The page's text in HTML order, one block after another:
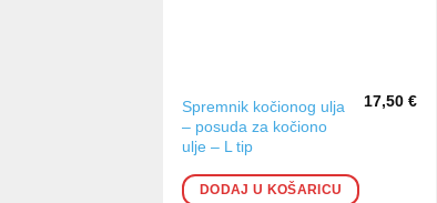
Spremnik kočionog ulja
– posuda za kočiono
ulje – L tip
17,50€
DODAJ U KOŠARICU